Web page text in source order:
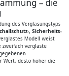
– die
des Verglasungstyps
, Sicherheits-
Modell weist
verglaste
Wert, desto höher die